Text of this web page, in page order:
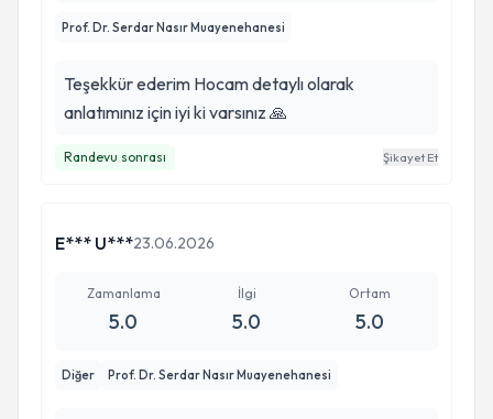
Prof. Dr. Serdar Nasır Muayenehanesi
Teşekkür ederim Hocam detaylı olarak
anlatımınız için iyi ki varsınız 🙏
Randevu sonrası Şikayet Et
E*** U***23.06.2026
Zamanlama
5.0
İlgi
5.0
Ortam
5.0
Diğer Prof. Dr. Serdar Nasır Muayenehanesi